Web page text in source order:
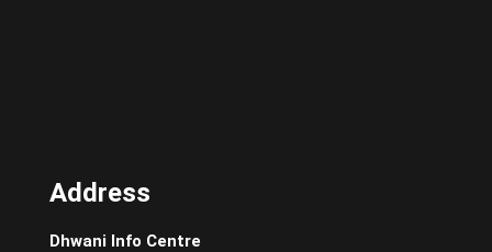
Address
Dhwani Info Centre